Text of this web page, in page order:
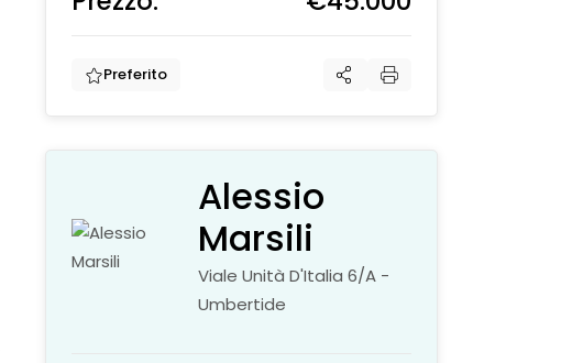
Preferito
Alessio
Marsili
Viale Unità D'Italia 6/A -
Umbertide